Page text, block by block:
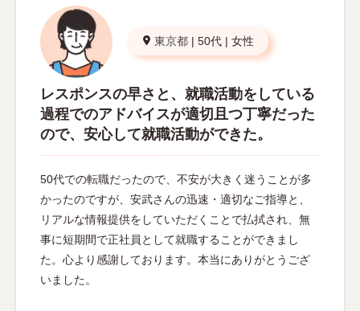
東京都 | 50代 | 女性
レスポンスの早さと、就職活動をしている
過程でのアドバイスが適切且つ丁寧だった
ので、安心して就職活動ができた。
50代での転職だったので、不安が大きく迷うことが多
かったのですが、安武さんの迅速・適切なご指導と、
リアルな情報提供をしていただくことで払拭され、無
事に短期間で正社員として就職することができまし
た。心より感謝しております。本当にありがとうござ
いました。